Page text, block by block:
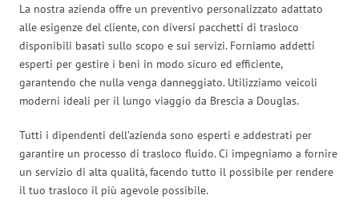
La nostra azienda offre un preventivo personalizzato adattato
alle esigenze del cliente, con diversi pacchetti di trasloco
disponibili basati sullo scopo e sui servizi. Forniamo addetti
esperti per gestire i beni in modo sicuro ed efficiente,
garantendo che nulla venga danneggiato. Utilizziamo veicoli
moderni ideali per il lungo viaggio da Brescia a Douglas.
Tutti i dipendenti dell’azienda sono esperti e addestrati per
garantire un processo di trasloco fluido. Ci impegniamo a fornire
un servizio di alta qualità, facendo tutto il possibile per rendere
il tuo trasloco il più agevole possibile.